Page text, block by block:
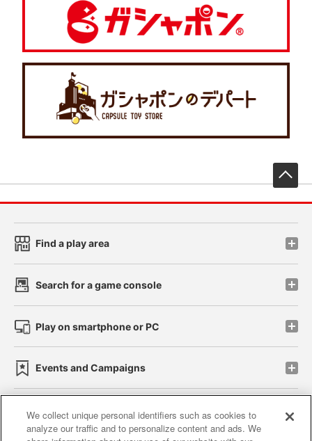
Find a play area
Search for a game console
Play on smartphone or PC
Events and Campaigns
Affiliate Sustainability site policy privacy policy
We collect unique personal identifiers such as cookies to
analyze our traffic and to personalize content and ads. We